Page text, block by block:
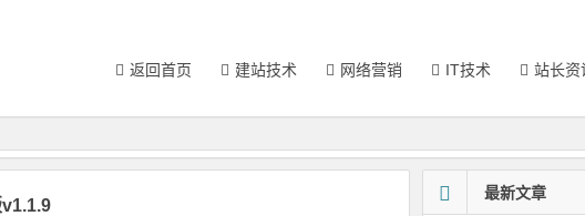
返回首页 建站技术 网络营销 IT技术 站长资
最新文章